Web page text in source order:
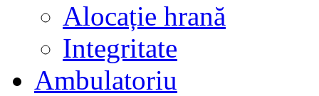
Alocație hrană
Integritate
Ambulatoriu